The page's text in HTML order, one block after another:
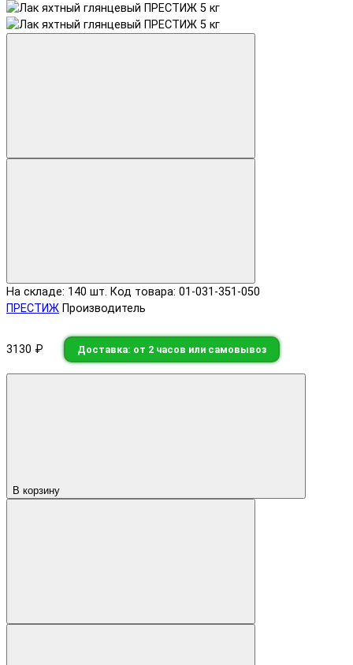
На складе: 140 шт. Код товара: 01-031-351-050
ПРЕСТИЖ Производитель
3130 ₽ Доставка: от 2 часов или самовывоз
В корзину